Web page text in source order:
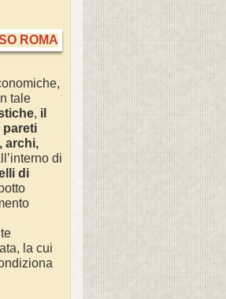
tale
, il
archi,
di
di
la cui